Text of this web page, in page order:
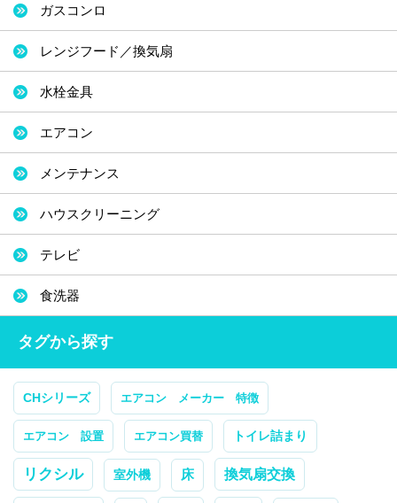
ガスコンロ
レンジフード／換気扇
水栓金具
エアコン
メンテナンス
ハウスクリーニング
テレビ
食洗器
タグから探す
CHシリーズ エアコン メーカー 特徴
エアコン 設置 エアコン買替 トイレ詰まり
リクシル 室外機 床 換気扇交換